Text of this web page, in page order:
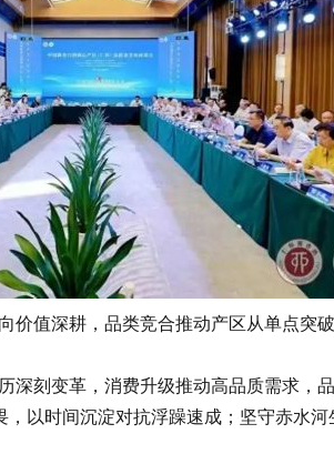
深耕，品类竞合推动产区从单点突
变革，消费升级推动高品质需求，品
时间沉淀对抗浮躁速成；坚守赤水